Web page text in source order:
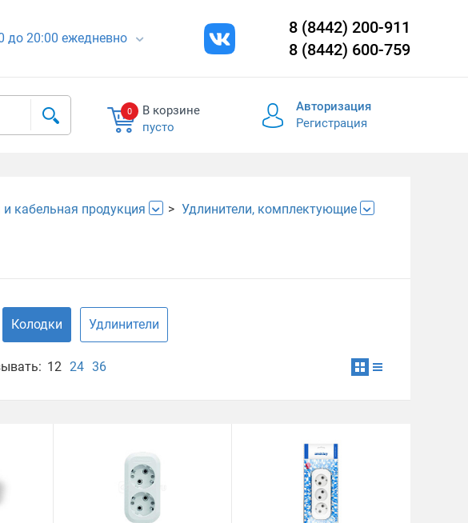
до 20:00 ежедневно
8 (8442) 200-911
8 (8442) 600-759
0
В корзине
пусто
Авторизация
Регистрация
и кабельная продукция Удлинители, комплектующие
Колодки Удлинители
12 24 36